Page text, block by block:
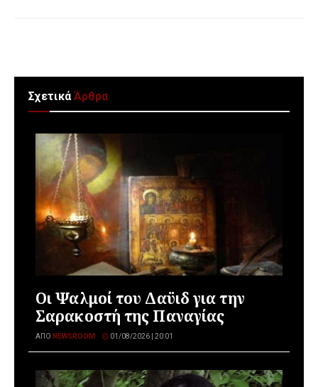
ΣχετικάΆρθρα
Οι Ψαλμοί του Δαϋιδ για την
Σαρακοστή της Παναγίας
ΑΠΌ NEWSROOM 01/08/2026 | 20:01